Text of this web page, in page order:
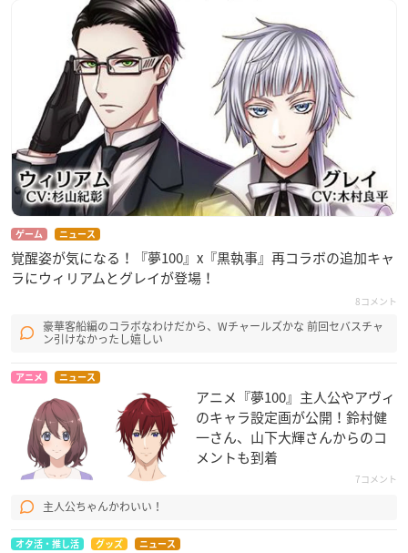
ゲーム ニュース
覚醒姿が気になる！『夢100』x『黒執事』再コラボの追加キャ
ラにウィリアムとグレイが登場！
8コメント
豪華客船編のコラボなわけだから、Wチャールズかな 前回セバスチャ
ン引けなかったし嬉しい
アニメ ニュース
アニメ『夢100』主人公やアヴィ
のキャラ設定画が公開！鈴村健
一さん、山下大輝さんからのコ
メントも到着
7コメント
主人公ちゃんかわいい！
オタ活・推し活 グッズ ニュース